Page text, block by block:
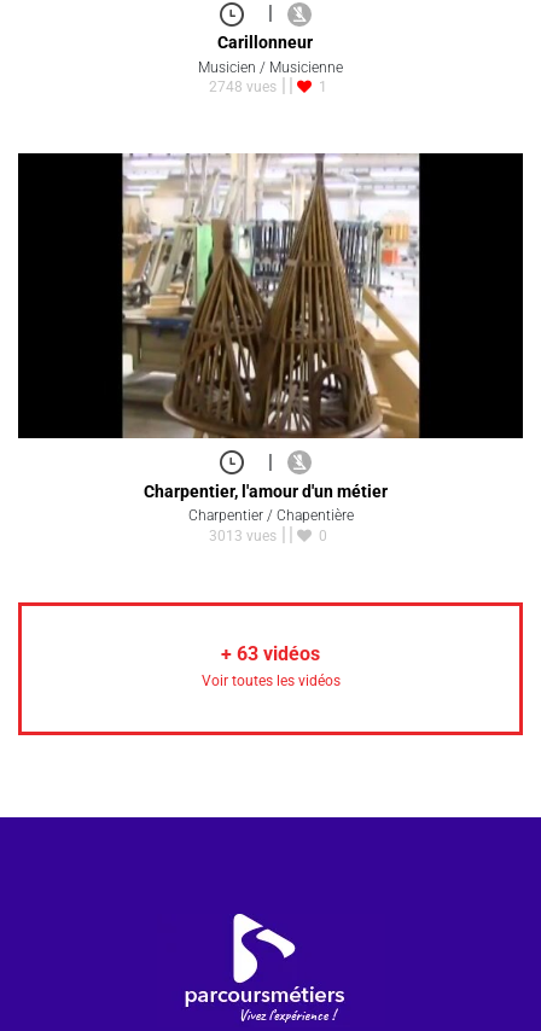
|
Carillonneur
Musicien / Musicienne
2748 vues
1
|
Charpentier, l'amour d'un métier
Charpentier / Chapentière
3013 vues
0
+ 63 vidéos
Voir toutes les vidéos